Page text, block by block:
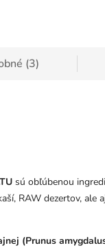
(3)
sú obľúbenou
RAW dezertov, ale
(Prunus